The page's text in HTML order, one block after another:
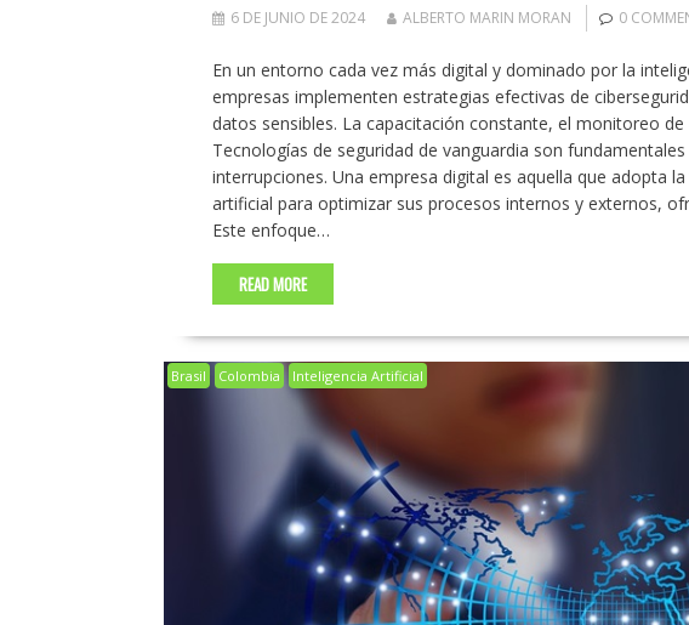
6 DE JUNIO DE 2024 ALBERTO MARIN MORAN 0
En un entorno cada vez más digital y dominado por la
empresas implementen estrategias efectivas de
datos sensibles. La capacitación constante, el monitoreo
Tecnologías de seguridad de vanguardia son
interrupciones. Una empresa digital es aquella que adopta
artificial para optimizar sus procesos internos y externos,
Este enfoque…
READ MORE
Brasil Colombia Inteligencia Artificial